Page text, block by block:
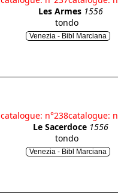
Les Armes 1556
tondo
Venezia - Bibl Marciana
catalogue: n°238catalogue:
Le Sacerdoce 1556
tondo
Venezia - Bibl Marciana